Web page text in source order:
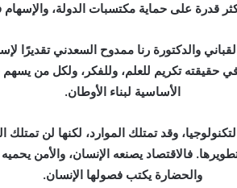
قدرة على حماية مكتسبات الدولة،
والدكتورة رنا ممدوح السعدني تقديرًا
تكريم للعلم، وللفكر، ولكل من يسهم في
الأساسية لبناء الأوطان.
وقد تمتلك الموارد، لكنها لن تمتلك
فالاقتصاد يصنعه الإنسان، والأمن يحميه
والحضارة يكتب فصولها الإنسان.